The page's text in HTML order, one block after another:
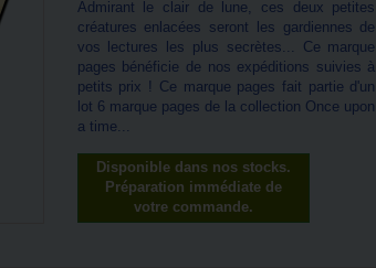
Admirant le clair de lune, ces deux petites
créatures enlacées seront les gardiennes de
vos lectures les plus secrètes... Ce marque
pages bénéficie de nos expéditions suivies à
petits prix ! Ce marque pages fait partie d'un
lot 6 marque pages de la collection Once upon
a time...
Disponible dans nos stocks.
Préparation immédiate de
votre commande.